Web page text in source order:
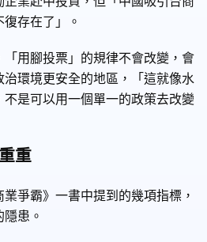
存在了」。
用腳投票」的規律不會改變，會
環境更安全的地區，「這就像水
是可以用一個單一的政策去改變
重
爭霸》一書中提到的幾項指標，
患。